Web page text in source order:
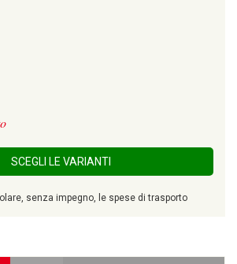
SCEGLI LE VARIANTI
senza impegno, le spese di trasporto